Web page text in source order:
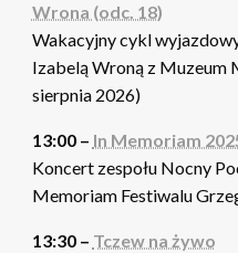
Wrona (odc. 18)
Wakacyjny cykl
Izabelą Wroną z Muzeum
sierpnia 2026)
13:00 – In Memoriam
Koncert zespołu Nocny
Memoriam Festiwalu
13:30 – Tczew na żywo